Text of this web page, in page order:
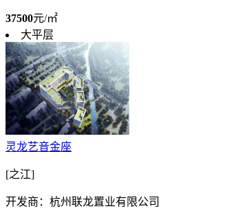
37500元/㎡
大平层
灵龙艺音金座
[之江]
开发商：杭州联龙置业有限公司